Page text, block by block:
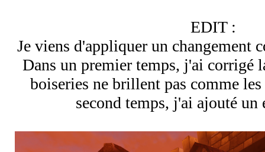
EDIT :
Je viens d'appliquer un changement
Dans un premier temps, j'ai corrigé
boiseries ne brillent pas comme
second temps, j'ai ajouté un